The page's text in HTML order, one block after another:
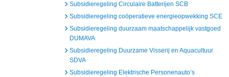
Subsidieregeling Circulaire Batterijen SCB
Subsidieregeling coöperatieve energieopwekking SCE
Subsidieregeling duurzaam maatschappelijk vastgoed
DUMAVA
Subsidieregeling Duurzame Visserij en Aquacultuur
SDVA
Subsidieregeling Elektrische Personenauto’s